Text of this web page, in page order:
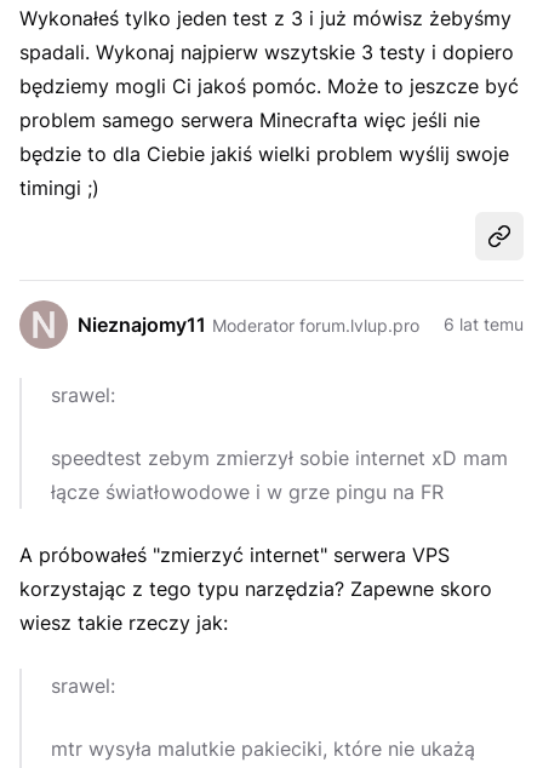
Wykonałeś tylko jeden test z 3 i już mówisz żebyśmy
spadali. Wykonaj najpierw wszytskie 3 testy i dopiero
będziemy mogli Ci jakoś pomóc. Może to jeszcze być
problem samego serwera Minecrafta więc jeśli nie
będzie to dla Ciebie jakiś wielki problem wyślij swoje
timingi ;)
Nieznajomy11 Moderator forum.lvlup.pro 6 lat temu
srawel:
speedtest zebym zmierzył sobie internet xD mam
łącze światłowodowe i w grze pingu na FR
A próbowałeś "zmierzyć internet" serwera VPS
korzystając z tego typu narzędzia? Zapewne skoro
wiesz takie rzeczy jak:
srawel:
mtr wysyła malutkie pakieciki, które nie ukażą